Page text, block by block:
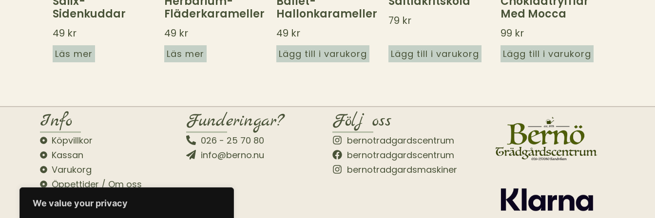
We value your privacy
Sidenkuddar
49 kr
Läs mer
Fläderkarameller
49 kr
Läs mer
Hallonkarameller
49 kr
Lägg till i varukorg
79 kr
Lägg till i varukorg
Med Mocca
99 kr
Lägg till i varukorg
Info
Köpvillkor
Kassan
Varukorg
Öppettider / Om oss
Funderingar?
026 - 25 70 80
info@berno.nu
Följ oss
bernotradgardscentrum
bernotradgardscentrum
bernotradgardsmaskiner